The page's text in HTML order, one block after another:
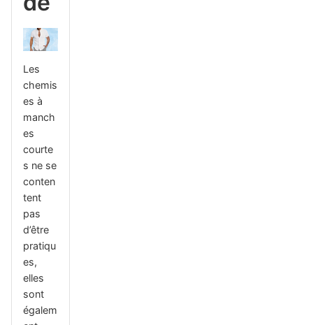
Les
chemis
es à
manch
es
courte
s ne se
conten
tent
pas
d’être
pratiqu
es,
elles
sont
égalem